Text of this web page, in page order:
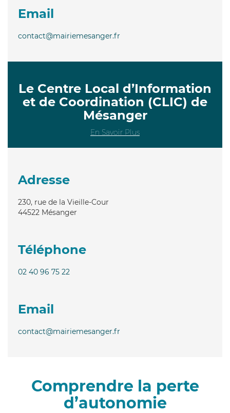
Email
contact@mairiemesanger.fr
Le Centre Local d’Information
et de Coordination (CLIC) de
Mésanger
En Savoir Plus
Adresse
230, rue de la Vieille-Cour
44522 Mésanger
Téléphone
02 40 96 75 22
Email
contact@mairiemesanger.fr
Comprendre la perte
d’autonomie